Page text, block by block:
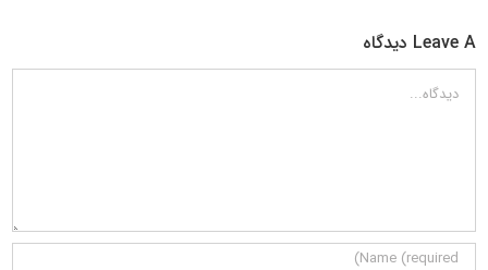
Leave A دیدگاه
دیدگاه